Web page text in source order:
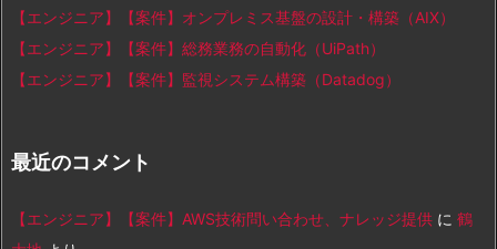
【エンジニア】【案件】オンプレミス基盤の設計・構築（AIX）
【エンジニア】【案件】総務業務の自動化（UiPath）
【エンジニア】【案件】監視システム構築（Datadog）
最近のコメント
【エンジニア】【案件】AWS技術問い合わせ、ナレッジ提供 に 鶴